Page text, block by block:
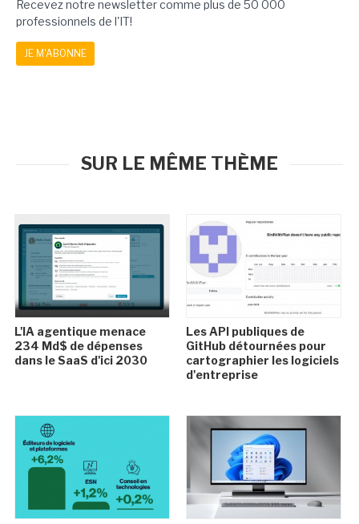
Recevez notre newsletter comme plus de 50 000
professionnels de l'IT!
JE M'ABONNE
SUR LE MÊME THÈME
L'IA agentique menace
234 Md$ de dépenses
dans le SaaS d'ici 2030
Les API publiques de
GitHub détournées pour
cartographier les logiciels
d'entreprise